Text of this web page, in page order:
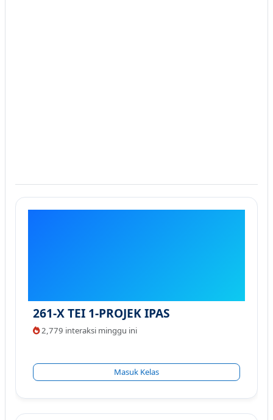
261-X TEI 1-PROJEK IPAS
2,779 interaksi minggu ini
Masuk Kelas